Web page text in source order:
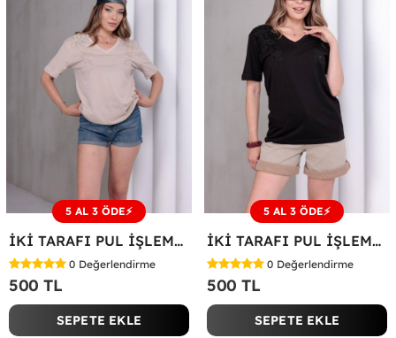
5 AL 3 ÖDE⚡
İKİ TARAFI PUL İŞLEME ÇİÇEKLİ TİŞÖRT Bej
0 Değerlendirme
500 TL
SEPETE EKLE
5 AL 3 ÖDE⚡
İKİ TARAFI PUL İŞLEME ÇİÇEKLİ TİŞÖRT Siyah
0 Değerlendirme
500 TL
SEPETE EKLE